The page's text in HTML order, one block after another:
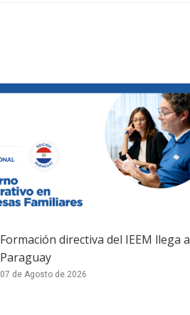
Formación directiva del IEEM llega a
Paraguay
07 de Agosto de 2026